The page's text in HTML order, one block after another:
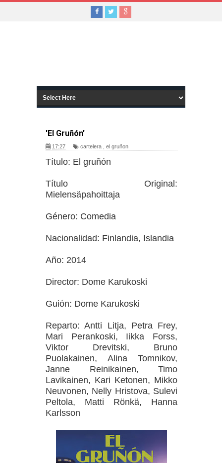
'El Gruñón'
17:27 cartelera el gruñon
Título: El gruñón
Título Original:
Mielensäpahoittaja
Género: Comedia
Nacionalidad: Finlandia, Islandia
Año: 2014
Director: Dome Karukoski
Guión: Dome Karukoski
Reparto: Antti Litja, Petra Frey,
Mari Perankoski, Iikka Forss,
Viktor Drevitski, Bruno
Puolakainen, Alina Tomnikov,
Janne Reinikainen, Timo
Lavikainen, Kari Ketonen, Mikko
Neuvonen, Nelly Hristova, Sulevi
Peltola, Matti Rönkä, Hanna
Karlsson